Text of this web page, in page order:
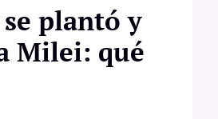
plantó y
Milei: qué